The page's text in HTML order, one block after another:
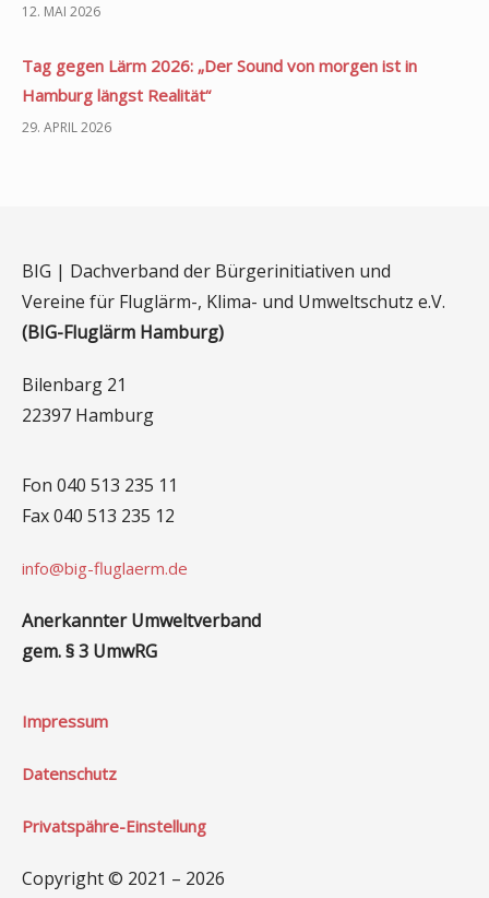
12. MAI 2026
Tag gegen Lärm 2026: „Der Sound von morgen ist in
Hamburg längst Realität“
29. APRIL 2026
BIG | Dachverband der Bürgerinitiativen und
Vereine für Fluglärm-, Klima- und Umweltschutz e.V.
(BIG-Fluglärm Hamburg)
Bilenbarg 21
22397 Hamburg
Fon 040 513 235 11
Fax 040 513 235 12
info@big-fluglaerm.de
Anerkannter Umweltverband
gem. § 3 UmwRG
Impressum
Datenschutz
Privatspähre-Einstellung
Copyright © 2021 – 2026